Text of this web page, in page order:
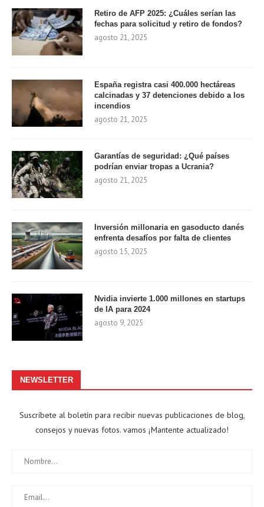
Retiro de AFP 2025: ¿Cuáles serían las
fechas para solicitud y retiro de fondos?
agosto 21, 2025
España registra casi 400.000 hectáreas
calcinadas y 37 detenciones debido a los
incendios
agosto 21, 2025
Garantías de seguridad: ¿Qué países
podrían enviar tropas a Ucrania?
agosto 21, 2025
Inversión millonaria en gasoducto danés
enfrenta desafíos por falta de clientes
agosto 15, 2025
Nvidia invierte 1.000 millones en startups
de IA para 2024
agosto 9, 2025
NEWSLETTER
Suscríbete al boletín para recibir nuevas publicaciones de blog,
consejos y nuevas fotos. vamos ¡Mantente actualizado!